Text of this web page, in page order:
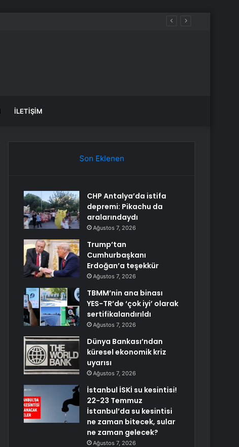
İLETIŞIM
Son Eklenen
CHP Antalya’da istifa
depremi: Pikachu da
aralarındaydı
Ağustos 7, 2026
Trump’tan
Cumhurbaşkanı
Erdoğan’a teşekkür
Ağustos 7, 2026
TBMM’nin ana binası
YES-TR’de ‘çok iyi’ olarak
sertifikalandırıldı
Ağustos 7, 2026
Dünya Bankası’ndan
küresel ekonomik kriz
uyarısı
Ağustos 7, 2026
İstanbul İSKİ su kesintisi!
22-23 Temmuz
İstanbul’da su kesintisi
ne zaman bitecek, sular
ne zaman gelecek?
Ağustos 7, 2026